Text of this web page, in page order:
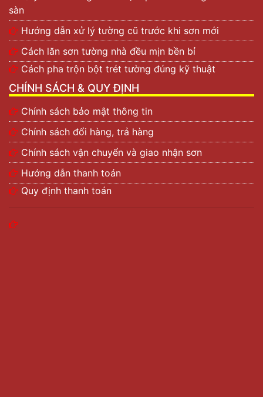
sàn
Hướng dẫn xử lý tường cũ trước khi sơn mới
Cách lăn sơn tường nhà đều mịn bền bỉ
Cách pha trộn bột trét tường đúng kỹ thuật
CHÍNH SÁCH & QUY ĐỊNH
Chính sách bảo mật thông tin
Chính sách đổi hàng, trả hàng
Chính sách vận chuyển và giao nhận sơn
Hướng dẫn thanh toán
Quy định thanh toán